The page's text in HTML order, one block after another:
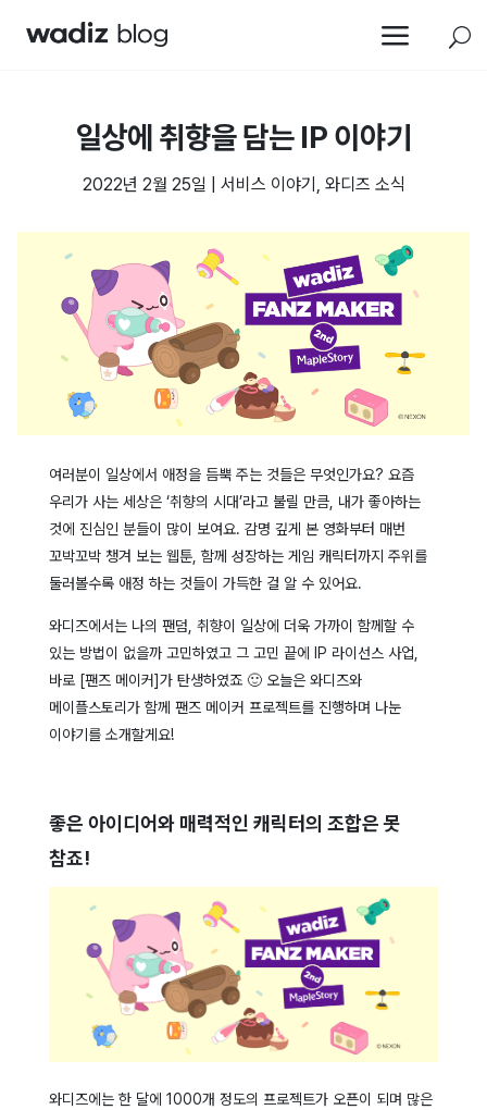
a U
일상에 취향을 담는 IP 이야기
2022년 2월 25일 서비스 이야기 , 와디즈 소식
여러분이 일상에서 애정을 듬뿍 주는 것들은 무엇인가요? 요즘
우리가 사는 세상은 ‘취향의 시대’라고 불릴 만큼, 내가 좋아하는
것에 진심인 분들이 많이 보여요. 감명 깊게 본 영화부터 매번
꼬박꼬박 챙겨 보는 웹툰, 함께 성장하는 게임 캐릭터까지 주위를
둘러볼수록 애정 하는 것들이 가득한 걸 알 수 있어요.
와디즈에서는 나의 팬덤, 취향이 일상에 더욱 가까이 함께할 수
있는 방법이 없을까 고민하였고 그 고민 끝에 IP 라이선스 사업,
바로 [팬즈 메이커]가 탄생하였죠 🙂 오늘은 와디즈와
메이플스토리가 함께 팬즈 메이커 프로젝트를 진행하며 나눈
이야기를 소개할게요!
좋은 아이디어와 매력적인 캐릭터의 조합은 못
참죠!
와디즈에는 한 달에 1000개 정도의 프로젝트가 오픈이 되며 많은